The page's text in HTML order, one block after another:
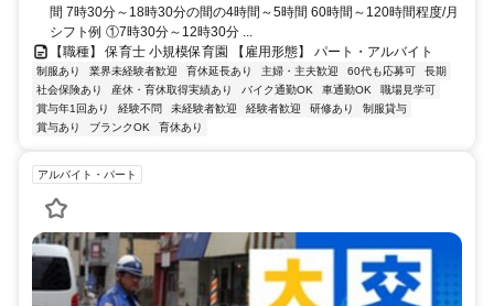
間 7時30分～18時30分の間の4時間～5時間 60時間～120時間程度/月
シフト例 ①7時30分～12時30分 ...
【職種】 保育士 小規模保育園 【雇用形態】 パート・アルバイト
制服あり 業界未経験者歓迎 育休延長あり 主婦・主夫歓迎 60代も応募可
長期
社会保険あり
産休・育休取得実績あり バイク通勤OK 車通勤OK
職場見学可
賞与年1回あり
経験不問 未経験者歓迎 経験者歓迎 研修あり
制服貸与
賞与あり
ブランクOK 育休あり
アルバイト・パート